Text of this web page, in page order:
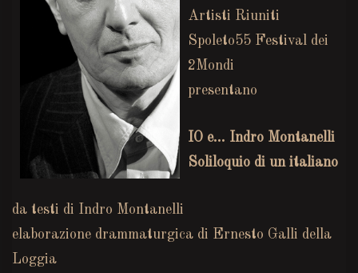
Artisti Riuniti
Spoleto55 Festival dei
2Mondi
presentano
IO e… Indro Montanelli
Soliloquio di un italiano
da testi di Indro Montanelli
elaborazione drammaturgica di Ernesto Galli della
Loggia